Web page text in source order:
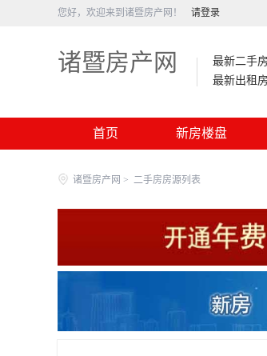
您好，欢迎来到诸暨房产网！ 请登录
诸暨房产网
最新二手
最新出租
首页 新房楼盘
诸暨房产网 > 二手房房源列表